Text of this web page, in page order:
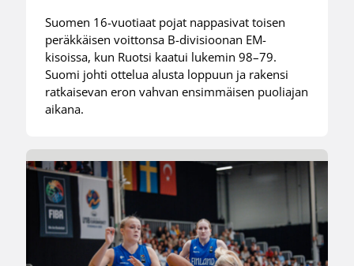
Suomen 16-vuotiaat pojat nappasivat toisen
peräkkäisen voittonsa B-divisioonan EM-
kisoissa, kun Ruotsi kaatui lukemin 98–79.
Suomi johti ottelua alusta loppuun ja rakensi
ratkaisevan eron vahvan ensimmäisen puoliajan
aikana.